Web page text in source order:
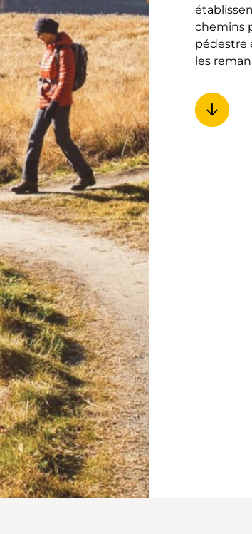
chemins
pédestre
les